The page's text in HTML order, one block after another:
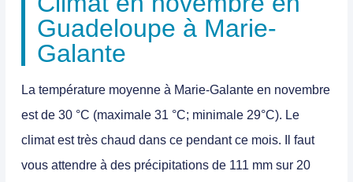
Guadeloupe à Marie-
Galante
La température moyenne à Marie-Galante en novembre
est de 30 °C (maximale 31 °C; minimale 29°C). Le
climat est très chaud dans ce pendant ce mois. Il faut
vous attendre à des précipitations de 111 mm sur 20